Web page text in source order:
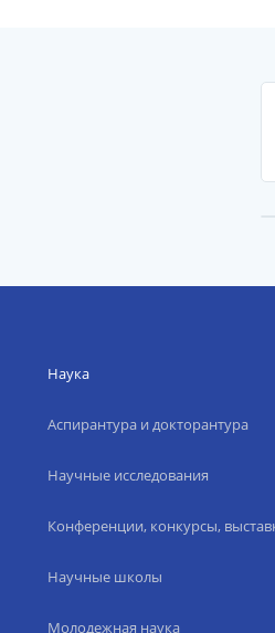
Наука
Аспирантура и докторантура
Научные исследования
Конференции, конкурсы,
Научные школы
Молодежная наука